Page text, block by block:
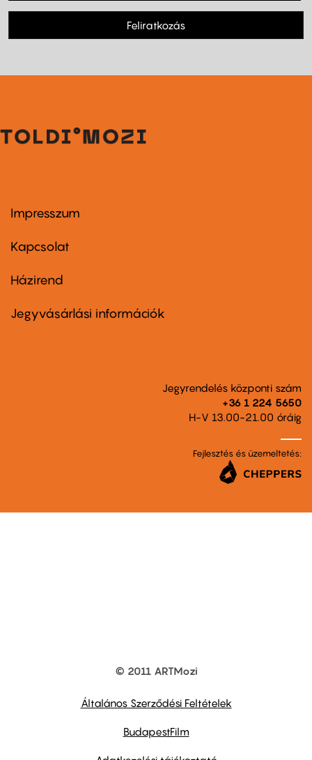
Feliratkozás
Footer
first
Impresszum
Kapcsolat
Footer
second
Házirend
Jegyvásárlási információk
Jegyrendelés központi szám
+36 1 224 5650
H-V 13.00-21.00 óráig
Fejlesztés és üzemeltetés:
© 2011 ARTMozi
Általános Szerződési Feltételek
BudapestFilm